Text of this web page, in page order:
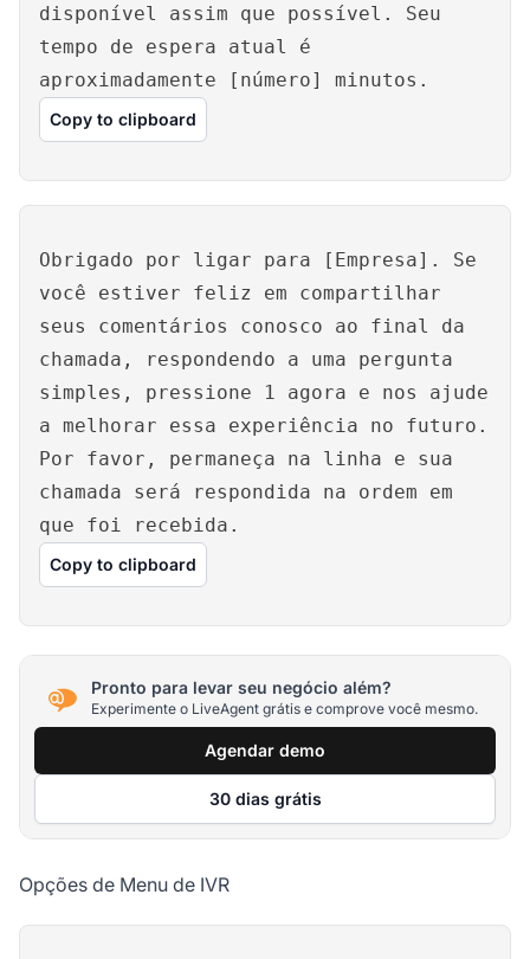
disponível assim que possível. Seu
tempo de espera atual é
aproximadamente [número] minutos.
Copy to clipboard
Obrigado por ligar para [Empresa]. Se
você estiver feliz em compartilhar
seus comentários conosco ao final da
chamada, respondendo a uma pergunta
simples, pressione 1 agora e nos ajude
a melhorar essa experiência no futuro.
Por favor, permaneça na linha e sua
chamada será respondida na ordem em
que foi recebida.
Copy to clipboard
Pronto para levar seu negócio além?
Experimente o LiveAgent grátis e comprove você mesmo.
Agendar demo
30 dias grátis
Opções de Menu de IVR